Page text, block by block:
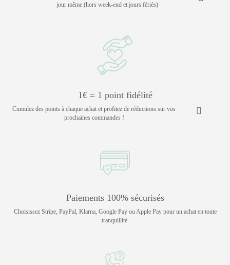
jour même (hors week-end et jours fériés)
1€ = 1 point fidélité
Cumulez des points à chaque achat et profitez de réductions sur vos
prochaines commandes !
Paiements 100% sécurisés
Choisissez Stripe, PayPal, Klarna, Google Pay ou Apple Pay pour un achat en toute
tranquillité.